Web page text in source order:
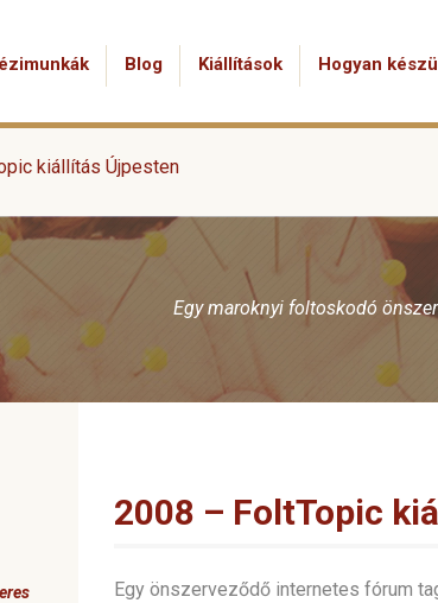
Blog Kiállítások Hogyan
kiállítás Újpesten
Egy maroknyi foltoskodó
2008 – FoltTopic
Egy önszerveződő internetes fórum